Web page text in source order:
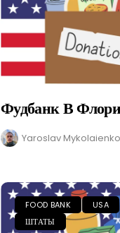
Фудбанк В
Yaroslav Mykolaienko
FOOD BANK USA
ШТАТЫ